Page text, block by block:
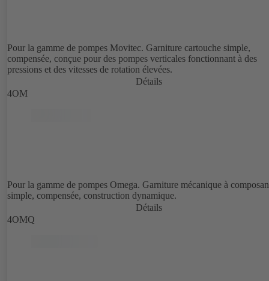
Pour la gamme de pompes Movitec. Garniture cartouche simple,
compensée, conçue pour des pompes verticales fonctionnant à des
pressions et des vitesses de rotation élevées.
Détails
4OM
Pour la gamme de pompes Omega. Garniture mécanique à
simple, compensée, construction dynamique.
Détails
4OMQ